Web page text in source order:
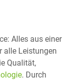
Alles aus einer
alle Leistungen
Qualität,
. Durch